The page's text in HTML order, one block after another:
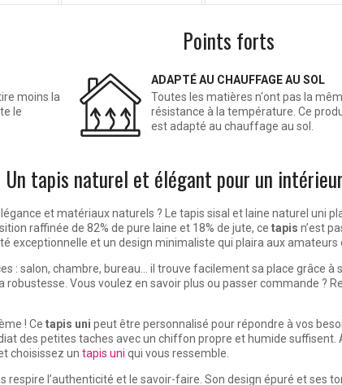
Points forts
moins la
le
ADAPTÉ AU CHAUFFAGE AU SOL
Toutes les matières n‘ont pas la
résistance à la température. Ce
est adapté au chauffage au sol.
Un tapis naturel et élégant pour un
et matériaux naturels ? Le tapis sisal et laine naturel uni
raffinée de 82% de pure laine et 18% de jute, ce tapis n’est
exceptionnelle et un design minimaliste qui plaira aux amateurs
: salon, chambre, bureau… il trouve facilement sa place grâce
robustesse. Vous voulez en savoir plus ou passer commande ?
! Ce tapis uni peut être personnalisé pour répondre à vos
des petites taches avec un chiffon propre et humide
choisissez un tapis uni qui vous ressemble.
respire l’authenticité et le savoir-faire. Son design épuré et ses